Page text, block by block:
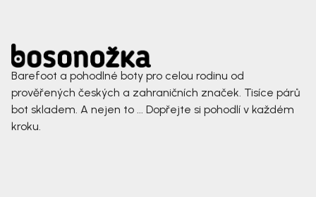
Barefoot a pohodlné boty pro celou rodinu od
prověřených českých a zahraničních značek. Tisíce párů
bot skladem. A nejen to ... Dopřejte si pohodlí v každém
kroku.